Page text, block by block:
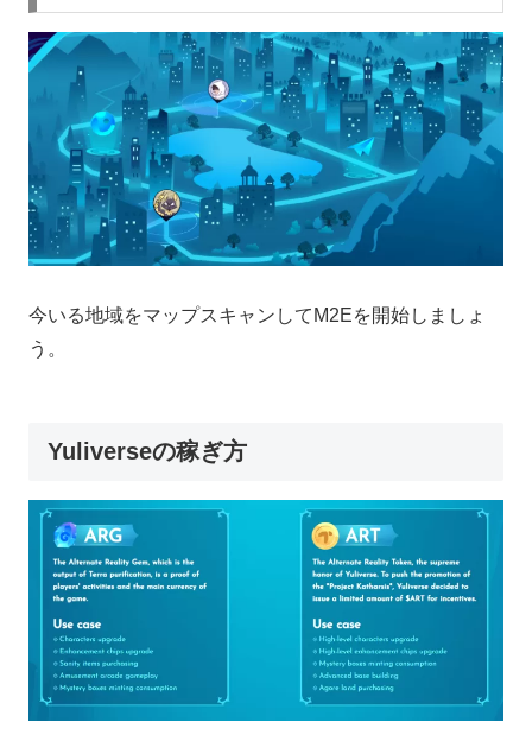
今いる地域をマップスキャンしてM2Eを開始しましょ
う。
Yuliverseの稼ぎ方